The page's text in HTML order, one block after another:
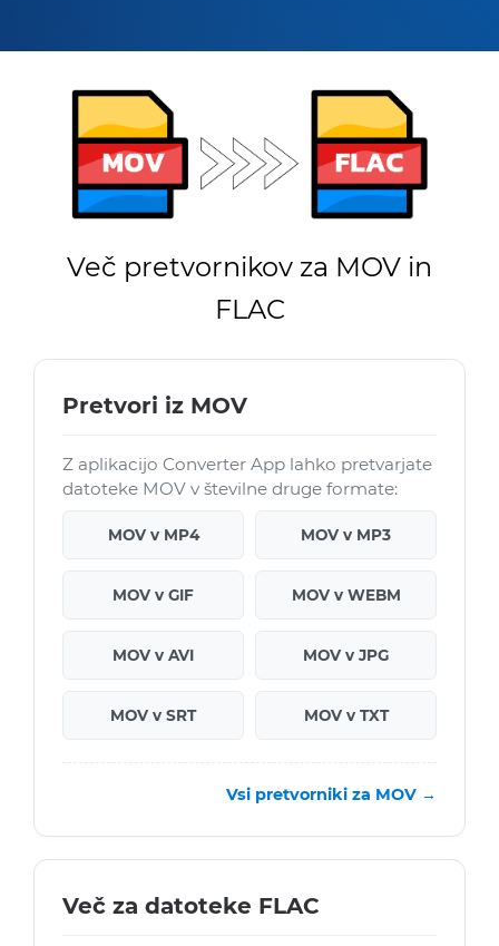
Več pretvornikov za MOV in
FLAC
Pretvori iz MOV
Z aplikacijo Converter App lahko pretvarjate
datoteke MOV v številne druge formate:
MOV v MP4 MOV v MP3
MOV v GIF MOV v WEBM
MOV v AVI MOV v JPG
MOV v SRT MOV v TXT
Vsi pretvorniki za MOV →
Več za datoteke FLAC